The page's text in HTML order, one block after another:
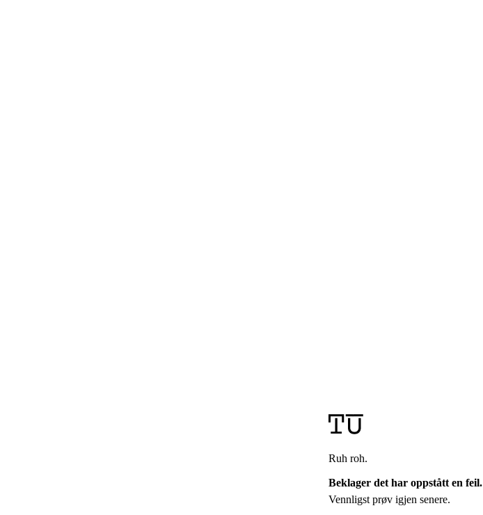
Ruh roh.
Beklager det har oppstått en feil.
Vennligst prøv igjen senere.